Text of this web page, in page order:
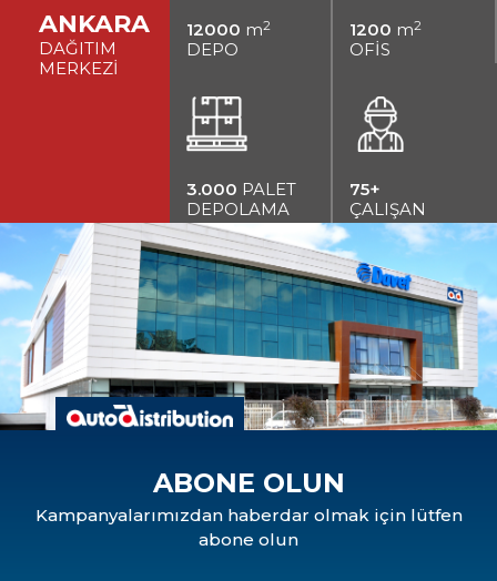
ANKARA
DAĞITIM
MERKEZİ
12000 m2
DEPO
1200 m2
OFİS
3.000 PALET
DEPOLAMA
75+
ÇALIŞAN
ABONE OLUN
Kampanyalarımızdan haberdar olmak için lütfen
abone olun